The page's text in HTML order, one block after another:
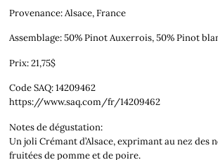
Provenance: Alsace, France
Assemblage: 50% Pinot Auxerrois, 50% Pinot
Prix: 21,75$
Code SAQ: 14209462
https://www.saq.com/fr/14209462
Notes de dégustation:
Un joli Crémant d’Alsace, exprimant au nez des
fruitées de pomme et de poire.